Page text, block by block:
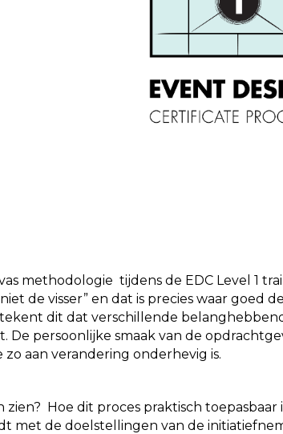
methodologie tijdens de EDC Level 1
de visser” en dat is precies waar goed
dit dat verschillende
De persoonlijke smaak van de
aan verandering onderhevig is.
Hoe dit proces praktisch toepasbaar
met de doelstellingen van de